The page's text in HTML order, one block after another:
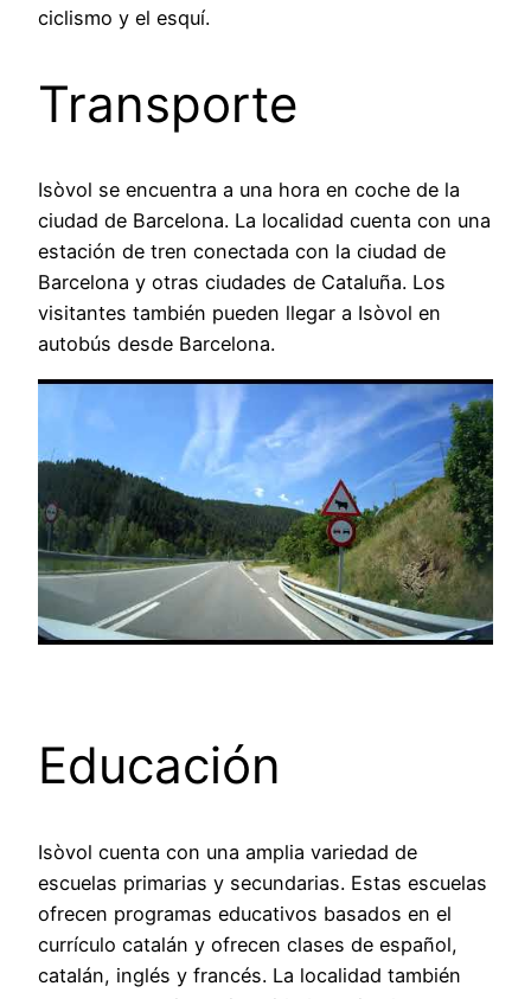
ciclismo y el esquí.
Transporte
Isòvol se encuentra a una hora en coche de la
ciudad de Barcelona. La localidad cuenta con una
estación de tren conectada con la ciudad de
Barcelona y otras ciudades de Cataluña. Los
visitantes también pueden llegar a Isòvol en
autobús desde Barcelona.
Educación
Isòvol cuenta con una amplia variedad de
escuelas primarias y secundarias. Estas escuelas
ofrecen programas educativos basados en el
currículo catalán y ofrecen clases de español,
catalán, inglés y francés. La localidad también